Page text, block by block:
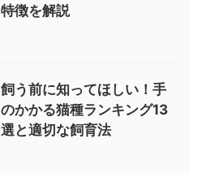
特徴を解説
飼う前に知ってほしい！手
のかかる猫種ランキング13
選と適切な飼育法